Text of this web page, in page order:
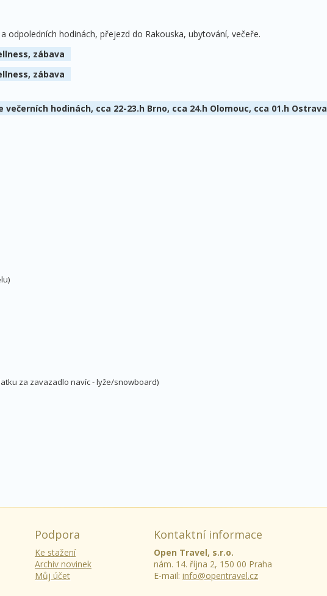
odpoledních hodinách, přejezd do Rakouska, ubytování, večeře.
zábava
zábava
hodinách, cca 22-23.h Brno, cca 24.h Olomouc, cca 01.h Ostrava
za zavazadlo navíc - lyže/snowboard)
Podpora
Ke stažení
Archiv novinek
Můj účet
Kontaktní informace
Open Travel, s.r.o.
nám. 14. října 2, 150 00 Praha
E-mail: info@opentravel.cz